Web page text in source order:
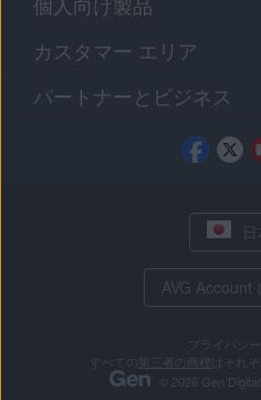
カスタマー エリア
パートナーとビジネス
AVG Account
プライバシー
第三者の商標
はそれ
© 2026 Gen